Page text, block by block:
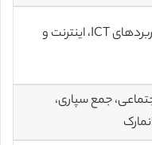
نوآوری تکنولوژی، کاربردهای ICT، اینترنت و
جمع سپاری،